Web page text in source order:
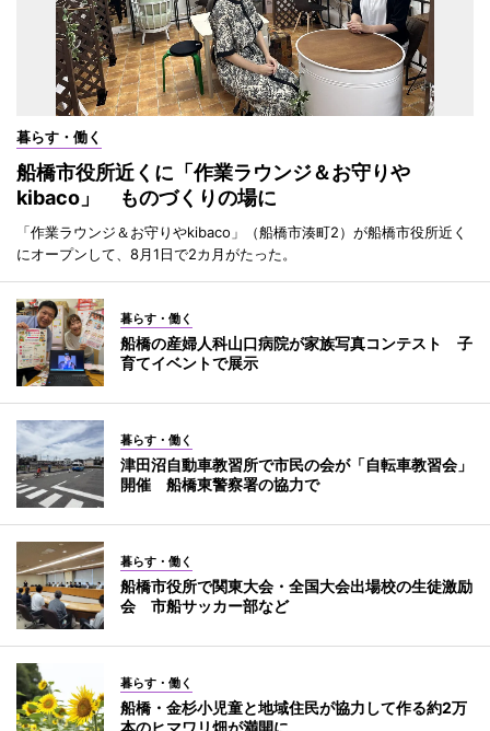
暮らす・働く
船橋市役所近くに「作業ラウンジ＆お守りや
kibaco」 ものづくりの場に
「作業ラウンジ＆お守りやkibaco」（船橋市湊町2）が船橋市役所近く
にオープンして、8月1日で2カ月がたった。
暮らす・働く
船橋の産婦人科山口病院が家族写真コンテスト 子
育てイベントで展示
暮らす・働く
津田沼自動車教習所で市民の会が「自転車教習会」
開催 船橋東警察署の協力で
暮らす・働く
船橋市役所で関東大会・全国大会出場校の生徒激励
会 市船サッカー部など
暮らす・働く
船橋・金杉小児童と地域住民が協力して作る約2万